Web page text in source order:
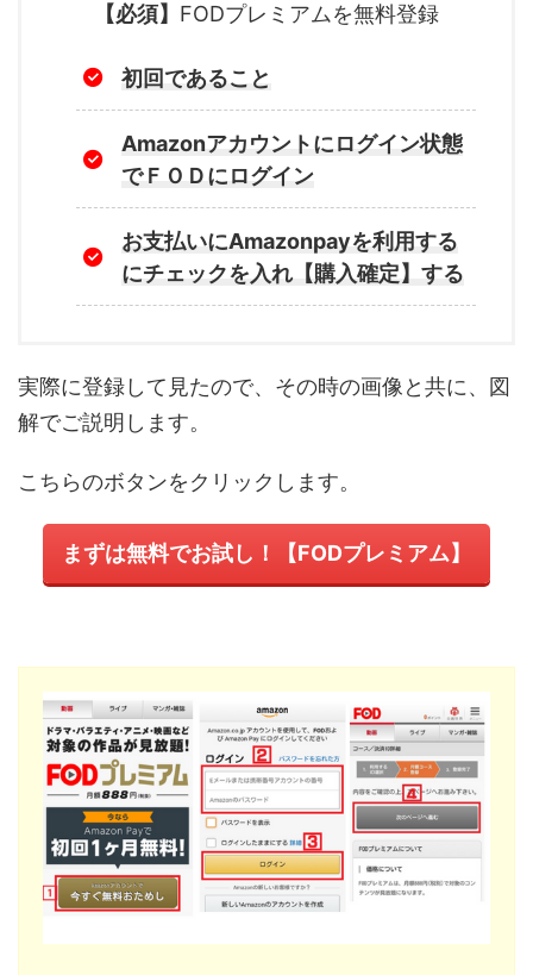
【必須】 FODプレミアムを無料登録
初回であること
Amazonアカウントにログイン状態
でＦＯＤにログイン
お支払いにAmazonpayを利用する
にチェックを入れ【購入確定】する
実際に登録して見たので、その時の画像と共に、図
解でご説明します。
こちらのボタンをクリックします。
まずは無料でお試し！【FODプレミアム】